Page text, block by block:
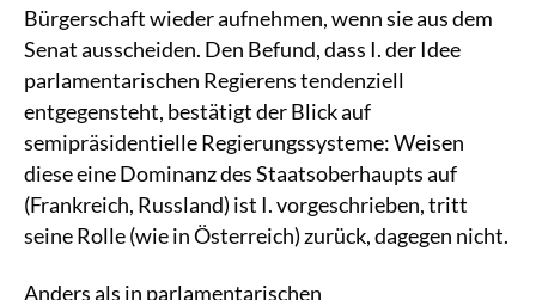
Bürgerschaft wieder aufnehmen, wenn sie aus dem
Senat ausscheiden. Den Befund, dass I. der Idee
parlamentarischen Regierens tendenziell
entgegensteht, bestätigt der Blick auf
semipräsidentielle Regierungssysteme: Weisen
diese eine Dominanz des Staatsoberhaupts auf
(Frankreich, Russland) ist I. vorgeschrieben, tritt
seine Rolle (wie in Österreich) zurück, dagegen nicht.
Anders als in parlamentarischen